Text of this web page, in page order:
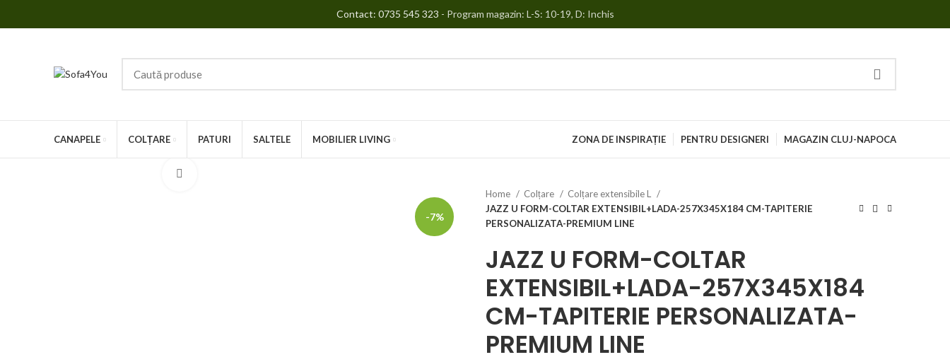
CANAPELE COLȚARE PATURI SALTELE MOBILIER LIVING ZONA DE INSPIRAȚIE PENTRU DESIGNERI MAGAZIN CLUJ-NAPOCA
-7%
Home
Colțare
Colțare extensibile L
JAZZ U FORM-COLTAR EXTENSIBIL+LADA-257X345X184 CM-TAPITERIE
PERSONALIZATA-PREMIUM LINE
JAZZ U FORM-COLTAR
EXTENSIBIL+LADA-257X345X184
CM-TAPITERIE PERSONALIZATA-
PREMIUM LINE
Contact: 0735 545 323 - Program magazin: L-S: 10-19, D: Inchis